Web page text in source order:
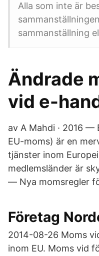
Alla som inte är
sammanställning
Ändrade
vid e-
av A Mahdi · 2016 —
EU-moms) är en
tjänster inom
medlemsländer är
— Nya momsregler
Företag
2014-08-26 Moms
inom EU. Moms vid